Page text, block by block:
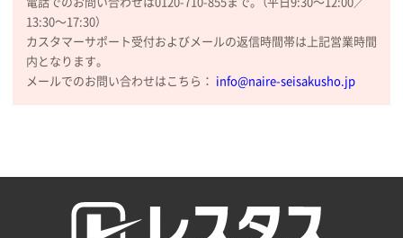
大阪府のお客様
厚手コットンマチ付トートL ナチュラル(A4対応)
200枚
2025年12月25日 13:33
以前の注文も含め価格と品質
電話でのお問い合わせは0120-710-855まで。（平日9:30〜12:00／
13:30〜17:30）
カスタマーサポート受付およびメールの返信時間帯は上記営業時間
内となります。
メールでのお問い合わせはこちら： info@naire-seisakusho.jp